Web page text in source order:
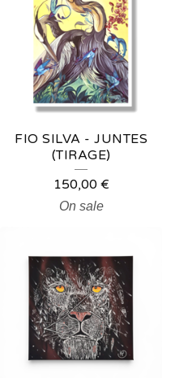
FIO SILVA - JUNTES
(TIRAGE)
150,00 €
On sale